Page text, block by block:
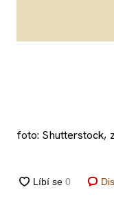
foto: Shutterstock,